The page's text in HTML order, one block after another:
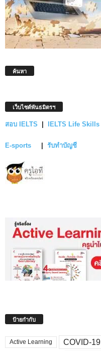
ค้นหา
เว็บไซต์พันธมิตรฯ
สอบ IELTS IELTS Life Skills
E-sports รับทำบัญชี
ป้ายกำกับ
Active Learning COVID-19